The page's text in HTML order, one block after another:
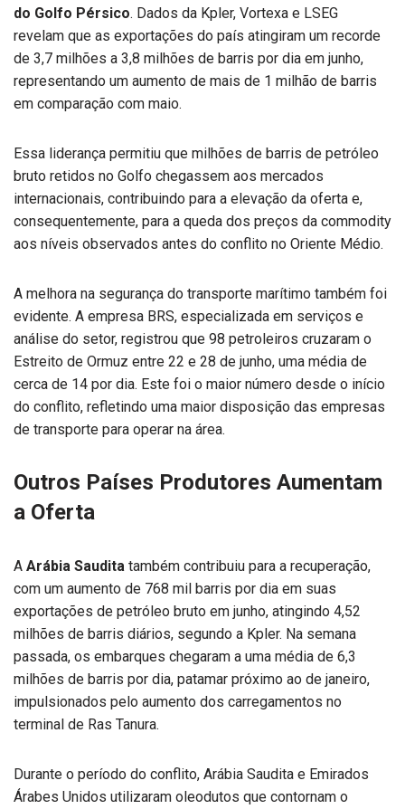
do Golfo Pérsico. Dados da Kpler, Vortexa e LSEG
revelam que as exportações do país atingiram um recorde
de 3,7 milhões a 3,8 milhões de barris por dia em junho,
representando um aumento de mais de 1 milhão de barris
em comparação com maio.
Essa liderança permitiu que milhões de barris de petróleo
bruto retidos no Golfo chegassem aos mercados
internacionais, contribuindo para a elevação da oferta e,
consequentemente, para a queda dos preços da commodity
aos níveis observados antes do conflito no Oriente Médio.
A melhora na segurança do transporte marítimo também foi
evidente. A empresa BRS, especializada em serviços e
análise do setor, registrou que 98 petroleiros cruzaram o
Estreito de Ormuz entre 22 e 28 de junho, uma média de
cerca de 14 por dia. Este foi o maior número desde o início
do conflito, refletindo uma maior disposição das empresas
de transporte para operar na área.
Outros Países Produtores Aumentam
a Oferta
A Arábia Saudita também contribuiu para a recuperação,
com um aumento de 768 mil barris por dia em suas
exportações de petróleo bruto em junho, atingindo 4,52
milhões de barris diários, segundo a Kpler. Na semana
passada, os embarques chegaram a uma média de 6,3
milhões de barris por dia, patamar próximo ao de janeiro,
impulsionados pelo aumento dos carregamentos no
terminal de Ras Tanura.
Durante o período do conflito, Arábia Saudita e Emirados
Árabes Unidos utilizaram oleodutos que contornam o